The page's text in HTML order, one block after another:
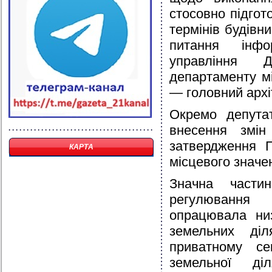
КАРТА
стосовно
термінів
питання
управління
департаменту
— головний
Окремо
внесення
затвердження
місцевого
Значна
опрацювала
земельних
приватному
земельної